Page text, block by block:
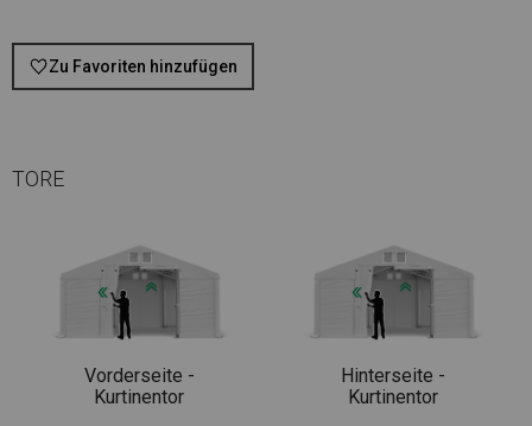
Zu Favoriten hinzufügen
TORE
Vorderseite -
Kurtinentor
Hinterseite -
Kurtinentor